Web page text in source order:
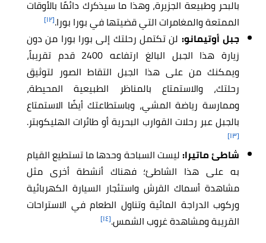
بالبحر وطبيعة الجزيرة، وهذا ما سيذكرك دائمًا بالأوقات
الممتعة والمغامرات التي قضيتها في بورا بورا.[١٢]
جبل أوتيمانو: لن تكتمل رحلتك إلى بورا بورا من دون
زيارة هذا الجبل البالغ ارتفاعه 2400 قدم تقريباً،
ويمكنك من على هذا الجبل التقاط الصور لتوثيق
رحلتك، والاستمتاع بالمناظر الطبيعية المحيطة،
وممارسة رياضة المشي، وباستطاعتك أيضًا الاستمتاع
بالجبل عبر رحلات القوارب البحرية أو طائرات الهليكوبتر.
[١٣]
شاطئ ماتيرا:ليست السباحة وحدها ما تستطيع القيام
به على هذا الشاطئ؛ فهناك أنشطة أخرى مثل
مشاهدة أسماك القرش واستئجار السيارة الكهربائية
وركوب الدراجة المائية وتناول الطعام في الاستراحات
القريبة ومشاهدة غروب الشمس.[١٤]